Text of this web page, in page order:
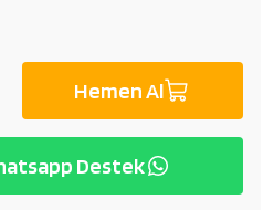
Hemen Al
Destek